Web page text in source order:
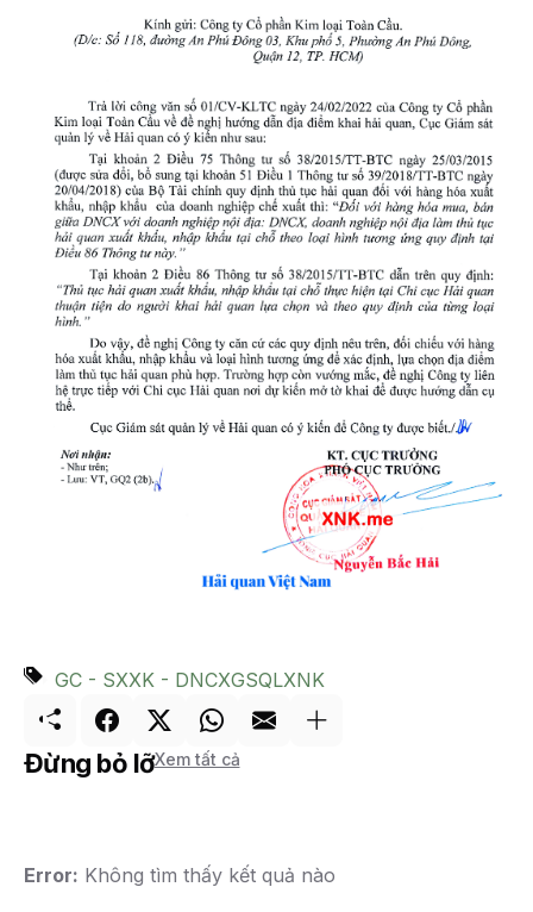
GC - SXXK - DNCXGSQLXNK
Đừng bỏ lỡXem tất cả
Error: Không tìm thấy kết quả nào